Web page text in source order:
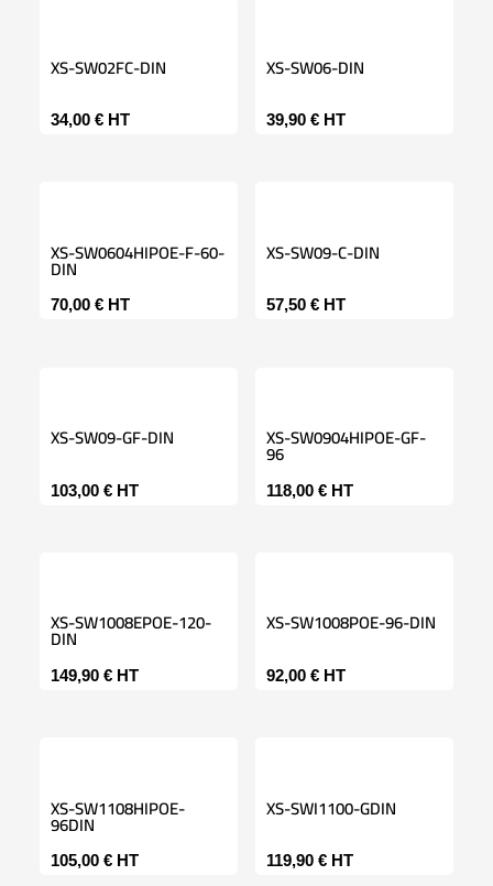
XS-SW02FC-DIN
34,00 € HT
XS-SW06-DIN
39,90 € HT
XS-SW0604HIPOE-F-60-
DIN
70,00 € HT
XS-SW09-C-DIN
57,50 € HT
XS-SW09-GF-DIN
103,00 € HT
XS-SW0904HIPOE-GF-
96
118,00 € HT
XS-SW1008EPOE-120-
DIN
149,90 € HT
XS-SW1008POE-96-DIN
92,00 € HT
XS-SW1108HIPOE-
96DIN
105,00 € HT
XS-SWI1100-GDIN
119,90 € HT